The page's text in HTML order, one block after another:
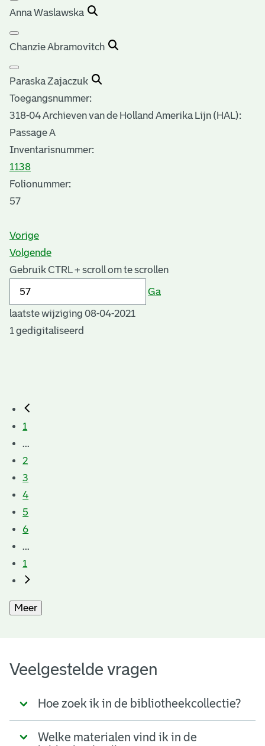
Anna Waslawska
Chanzie Abramovitch
Paraska Zajaczuk
Toegangsnummer:
318-04 Archieven van de Holland Amerika Lijn (HAL):
Passage A
Inventarisnummer:
1138
Folionummer:
57
Vorige
Volgende
Gebruik CTRL + scroll om te scrollen
Ga
laatste wijziging 08-04-2021
1 gedigitaliseerd
1
...
2
3
4
5
6
...
1
Meer
Veelgestelde vragen
Hoe zoek ik in de bibliotheekcollectie?
Welke materialen vind ik in de